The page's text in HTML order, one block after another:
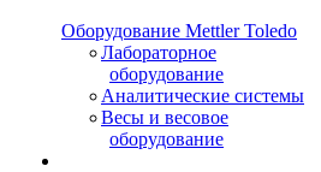
Оборудование Mettler Toledo
Лабораторное
оборудование
Аналитические системы
Весы и весовое
оборудование